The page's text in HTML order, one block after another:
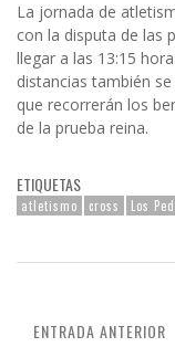
La jornada de
con la disputa de las
llegar a las 13:15
distancias también
que recorrerán los
de la prueba reina.
ETIQUETAS
atletismo cross Los
ENTRADA ANTERIOR